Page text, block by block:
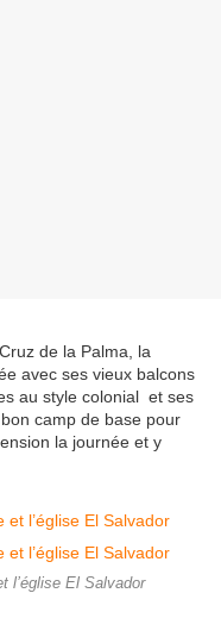
de la Palma, la
avec ses vieux balcons
au style colonial et ses
camp de base pour
la journée et y
l’église El Salvador